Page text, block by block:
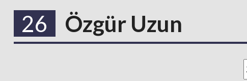
26 Özgür Uzun